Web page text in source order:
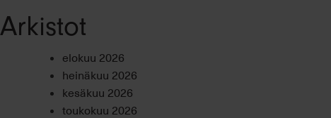
Arkistot
elokuu 2026
heinäkuu 2026
kesäkuu 2026
toukokuu 2026